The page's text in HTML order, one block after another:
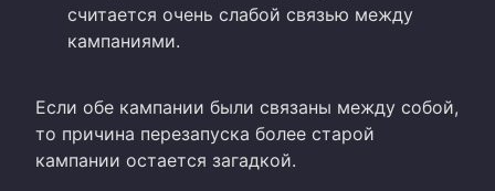
считается очень слабой связью между
кампаниями.
Если обе кампании были связаны между собой,
то причина перезапуска более старой
кампании остается загадкой.